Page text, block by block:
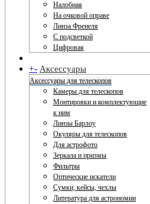
Налобная
На очковой оправе
Линза Френеля
С подсветкой
Цифровая
+- Аксессуары
Аксессуары для телескопов
Камеры для телескопов
Монтировки и комплектующие
к ним
Линзы Барлоу
Окуляры для телескопов
Для астрофото
Зеркала и призмы
Фильтры
Оптические искатели
Сумки, кейсы, чехлы
Литература для астрономии